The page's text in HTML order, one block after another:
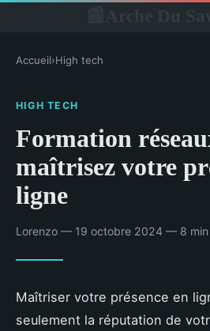
Accueil›High tech
HIGH TECH
Formation
maîtrisez votre
ligne
Lorenzo — 19 octobre 2024 — 8 min
Maîtriser votre présence en
seulement la réputation de